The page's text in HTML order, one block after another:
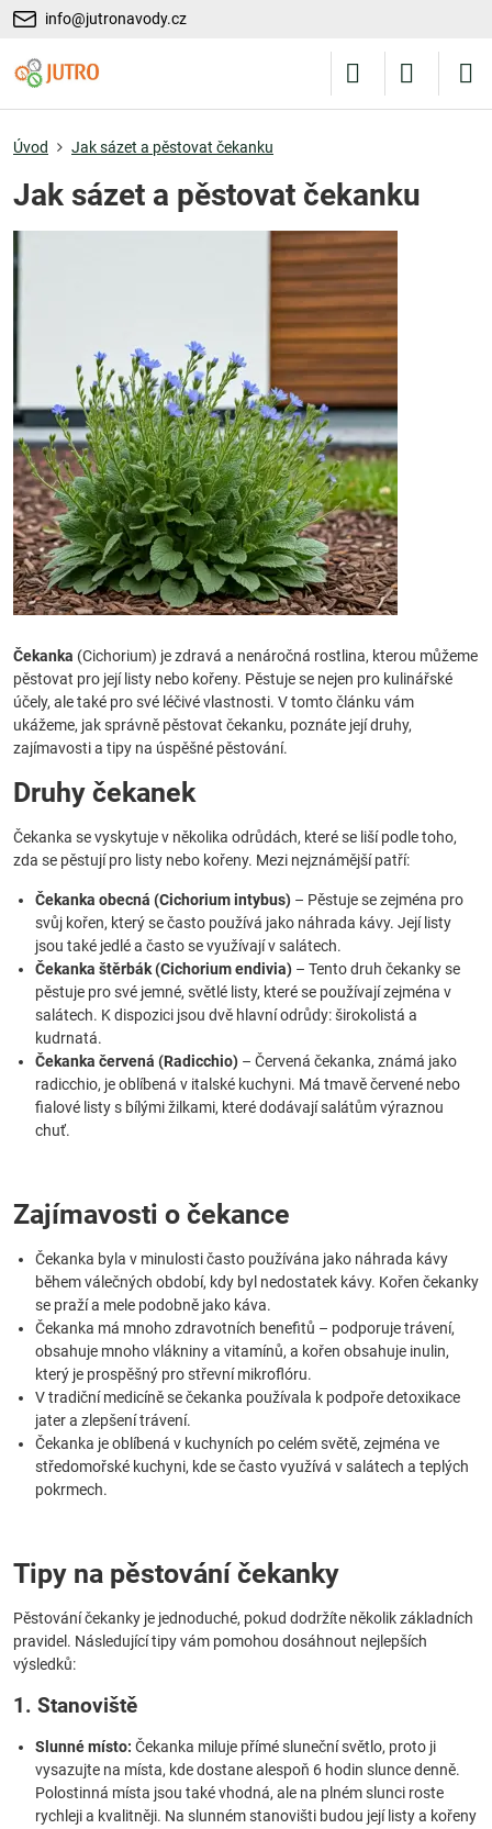
info@jutronavody.cz
Úvod Jak sázet a pěstovat čekanku
Jak sázet a pěstovat čekanku
Čekanka (Cichorium) je zdravá a nenáročná rostlina, kterou můžeme
pěstovat pro její listy nebo kořeny. Pěstuje se nejen pro kulinářské
účely, ale také pro své léčivé vlastnosti. V tomto článku vám
ukážeme, jak správně pěstovat čekanku, poznáte její druhy,
zajímavosti a tipy na úspěšné pěstování.
Druhy čekanek
Čekanka se vyskytuje v několika odrůdách, které se liší podle toho,
zda se pěstují pro listy nebo kořeny. Mezi nejznámější patří:
Čekanka obecná (Cichorium intybus) – Pěstuje se zejména pro
svůj kořen, který se často používá jako náhrada kávy. Její listy
jsou také jedlé a často se využívají v salátech.
Čekanka štěrbák (Cichorium endivia) – Tento druh čekanky se
pěstuje pro své jemné, světlé listy, které se používají zejména v
salátech. K dispozici jsou dvě hlavní odrůdy: širokolistá a
kudrnatá.
Čekanka červená (Radicchio) – Červená čekanka, známá jako
radicchio, je oblíbená v italské kuchyni. Má tmavě červené nebo
fialové listy s bílými žilkami, které dodávají salátům výraznou
chuť.
Zajímavosti o čekance
Čekanka byla v minulosti často používána jako náhrada kávy
během válečných období, kdy byl nedostatek kávy. Kořen čekanky
se praží a mele podobně jako káva.
Čekanka má mnoho zdravotních benefitů – podporuje trávení,
obsahuje mnoho vlákniny a vitamínů, a kořen obsahuje inulin,
který je prospěšný pro střevní mikroflóru.
V tradiční medicíně se čekanka používala k podpoře detoxikace
jater a zlepšení trávení.
Čekanka je oblíbená v kuchyních po celém světě, zejména ve
středomořské kuchyni, kde se často využívá v salátech a teplých
pokrmech.
Tipy na pěstování čekanky
Pěstování čekanky je jednoduché, pokud dodržíte několik základních
pravidel. Následující tipy vám pomohou dosáhnout nejlepších
výsledků:
1. Stanoviště
Slunné místo: Čekanka miluje přímé sluneční světlo, proto ji
vysazujte na místa, kde dostane alespoň 6 hodin slunce denně.
Polostinná místa jsou také vhodná, ale na plném slunci roste
rychleji a kvalitněji. Na slunném stanovišti budou její listy a kořeny